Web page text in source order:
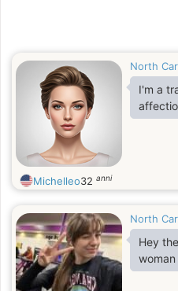
North
I'm a
Michelleo32 anni
North
Hey
woman